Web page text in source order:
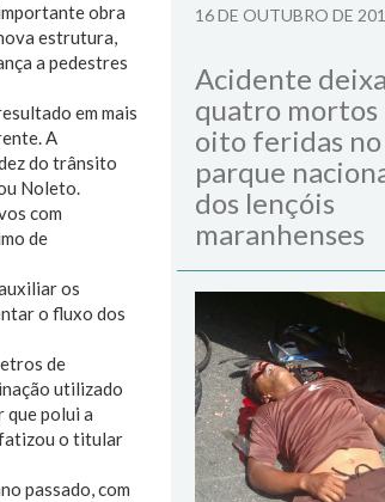
obra
estrutura,
a pedestres
em mais
A
do trânsito
Noleto.
com
de
os
o fluxo dos
de
utilizado
polui a
o titular
passado, com
16 DE OUTUBRO DE
Acidente
quatro mortos
oito feridas no
parque
dos lençóis
maranhenses